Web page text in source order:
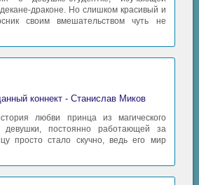
драконе. Но слишком красивый и
своим вмешательством чуть не
коннект - Станислав Миков
любви принца из магического
постоянно работающей за
просто стало скучно, ведь его мир